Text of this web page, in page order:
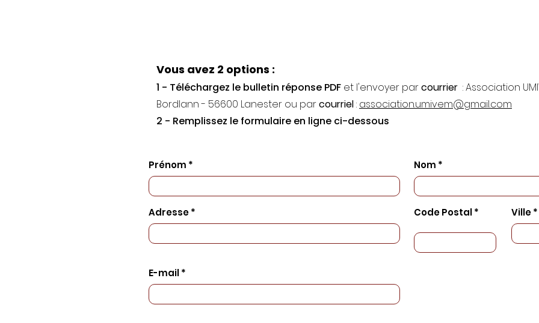
Vous avez 2 options :
1 - Téléchargez le bulletin réponse PDF et l'envoyer parcourrier : Association
Bordlann - 56600 Lanester ou parcourriel: association.umivem@gmail.com
2 - Remplissez le formulaire en ligne ci-dessous
Prénom * Nom *
Adresse * Code Postal * Ville *
E-mail *